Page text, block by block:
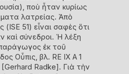
ποὺ ἦταν κυρίως
λατρείας. Ἀπὸ
51) εἶναι σαφὲς ὅτι
καὶ σύνεδροι. Ἡ λέξη
ἐκ τοῦ
Οὖπις, βλ. RΕ ΙΧ Α 1
[Gerhard Radke]. Γιὰ τὴν